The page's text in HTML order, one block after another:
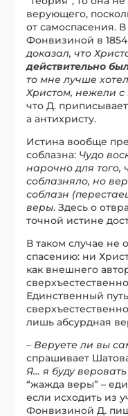
верующего,
от самоспасения.
Фонвизиной в 1854
доказал, что
действительно
то мне лучше
Христом, нежели с
что Д.
а антихристу.
Истина вообще
соблазна: Чудо
нарочно для того,
соблазняло, но
соблазн
веры. Здесь о
точной истине
В таком случае не
спасению: ни
как внешнего
Единственный
лишь абсурдная
–Веруете ли вы
спрашивает
Я… я буду
“жажда веры” –
если исходить из
Фонвизиной Д.